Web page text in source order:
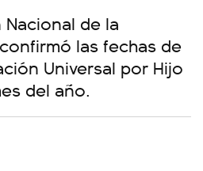
de la
las fechas de
Universal por Hijo
del año.